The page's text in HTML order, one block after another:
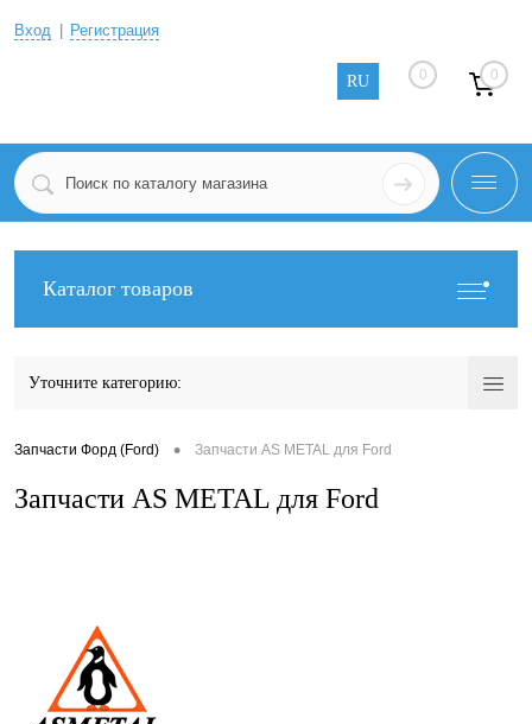
Вход Регистрация
RU 0 0
Каталог товаров
Уточните категорию:
Запчасти Форд (Ford) • Запчасти AS METAL для Ford
Запчасти AS METAL для Ford